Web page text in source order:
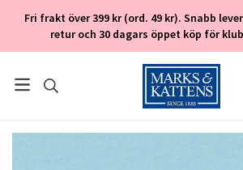
Fri frakt över 399 kr (ord. 49 kr). Snabb
retur och 30 dagars öppet köp för